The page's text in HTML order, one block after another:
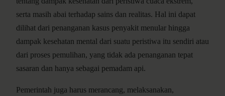
serta masih abai terhadap sains dan realitas. Hal ini dapat
dilihat dari penanganan kasus penyakit menular hingga
dampak kesehatan mental dari suatu peristiwa itu sendiri atau
dari proses pemulihan, yang tidak ada penanganan tepat
sasaran dan hanya sebagai pemadam api.
Pemerintah juga harus merancang, melaksanakan,